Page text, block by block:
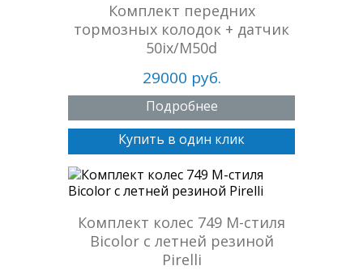
Комплект передних
тормозных колодок + датчик
50ix/M50d
29000 руб.
Подробнее
Купить в один клик
Комплект колеc 749 М-стиля
Bicolor с летней резиной
Pirelli